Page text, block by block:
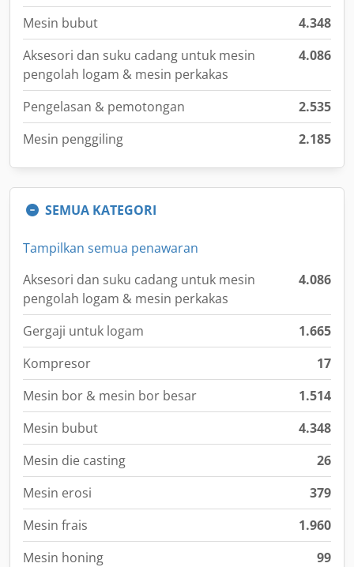
Mesin bubut
4.348
Aksesori dan suku cadang untuk mesin
pengolah logam & mesin perkakas
4.086
Pengelasan & pemotongan
2.535
Mesin penggiling
2.185
SEMUA KATEGORI
Tampilkan semua penawaran
Aksesori dan suku cadang untuk mesin
pengolah logam & mesin perkakas
4.086
Gergaji untuk logam
1.665
Kompresor
17
Mesin bor & mesin bor besar
1.514
Mesin bubut
4.348
Mesin die casting
26
Mesin erosi
379
Mesin frais
1.960
Mesin honing
99